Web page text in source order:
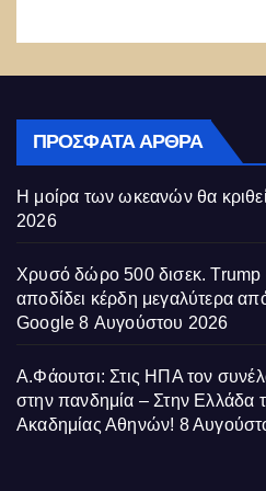
ΠΡΌΣΦΑΤΑ ΆΡΘΡΑ
Η μοίρα των ωκεανών θα
2026
Χρυσό δώρο 500 δισεκ. Trump
αποδίδει κέρδη μεγαλύτερα
Google 8 Αυγούστου 2026
Α.Φάουτσι: Στις ΗΠΑ τον
στην πανδημία – Στην Ελλάδα
Ακαδημίας Αθηνών! 8